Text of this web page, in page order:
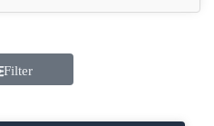
Filter